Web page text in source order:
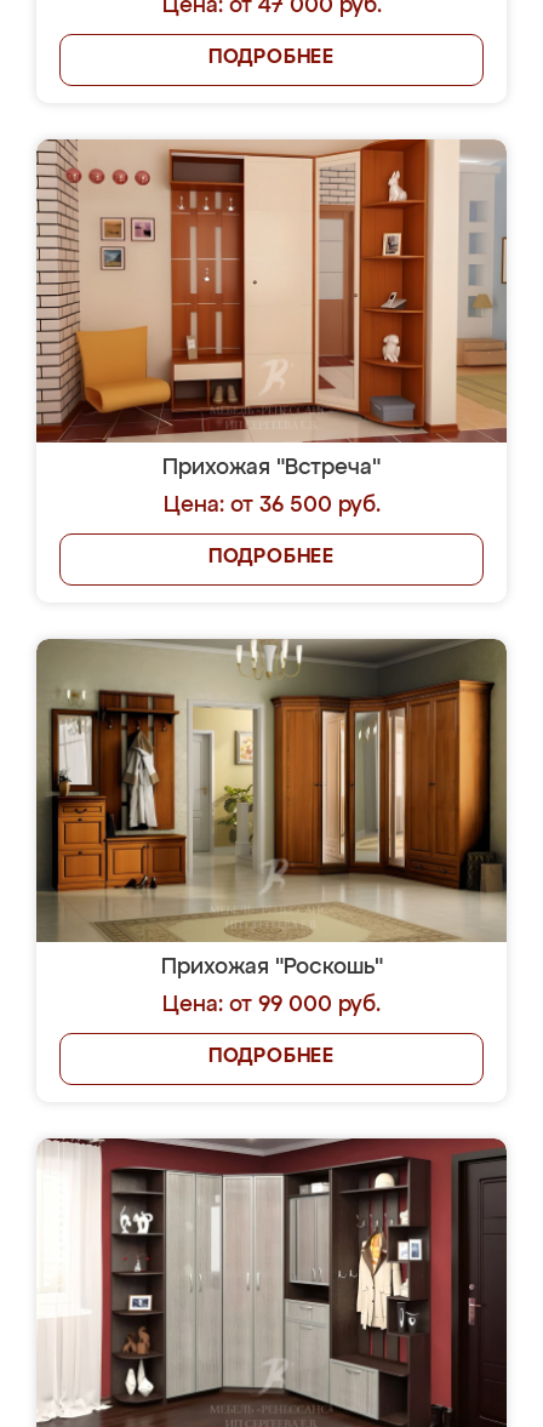
Цена: от 47 000 руб.
ПОДРОБНЕЕ
Прихожая "Встреча"
Цена: от 36 500 руб.
ПОДРОБНЕЕ
Прихожая "Роскошь"
Цена: от 99 000 руб.
ПОДРОБНЕЕ